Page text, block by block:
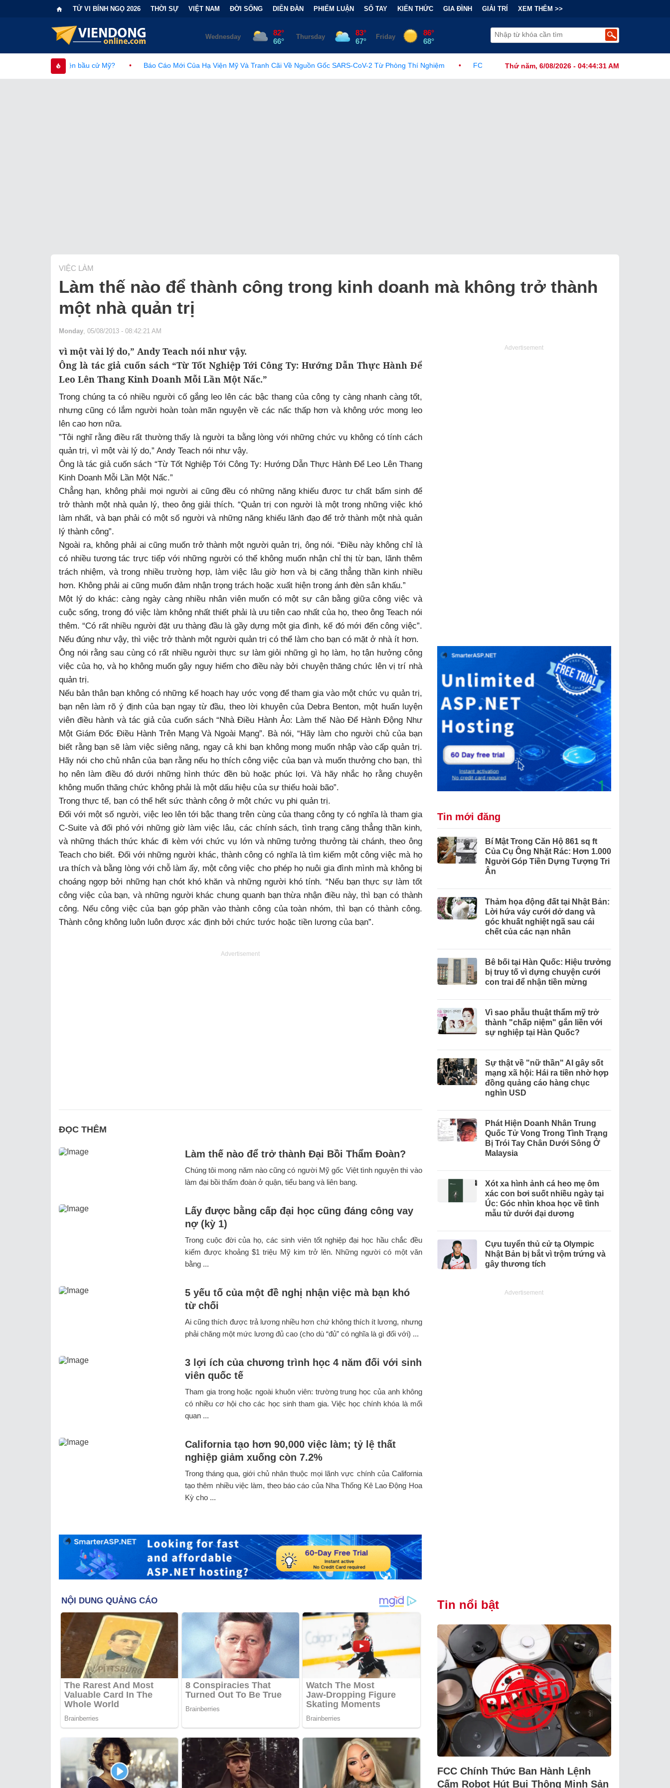
TỬ VI BÍNH NGỌ 2026 THỜI SỰ VIỆT NAM ĐỜI SỐNG DIỄN ĐÀN PHIẾM LUẬN SỔ TAY KIẾN THỨC GIA ĐÌNH GIẢI TRÍ XEM THÊM >>
Thứ năm, 6/08/2026 - 04:44:32 AM
• Báo Cáo Mới Của Hạ Viện Mỹ Và Tranh Cãi Về Nguồn Gốc SARS-CoV-2 Từ Phòng Thí Nghiệm • FCC Chính Thức Ban Hành Lệnh Cấm Robot Hút Bụi Thông Minh Sản Xuất Tại
VIỆC LÀM
Làm thế nào để thành công trong kinh doanh mà không trở thành
một nhà quản trị
Monday , 05/08/2013 - 08:42:21 AM
vì một vài lý do,” Andy Teach nói như vậy.
Ông là tác giả cuốn sách “Từ Tốt Nghiệp Tới Công Ty: Hướng Dẫn Thực Hành Để
Leo Lên Thang Kinh Doanh Mỗi Lần Một Nấc.”
Trong chúng ta có nhiều người cố gắng leo lên các bậc thang của công ty càng nhanh càng tốt,
nhưng cũng có lắm người hoàn toàn mãn nguyện về các nấc thấp hơn và không ước mong leo
lên cao hơn nữa.
”Tôi nghĩ rằng điều rất thường thấy là người ta bằng lòng với những chức vụ không có tính cách
quản trị, vì một vài lý do,” Andy Teach nói như vậy.
Ông là tác giả cuốn sách “Từ Tốt Nghiệp Tới Công Ty: Hướng Dẫn Thực Hành Để Leo Lên Thang
Kinh Doanh Mỗi Lần Một Nấc.”
Chẳng hạn, không phải mọi người ai cũng đều có những năng khiếu được tư chất bẩm sinh để
trở thành một nhà quản lý, theo ông giải thích. “Quản trị con người là một trong những việc khó
làm nhất, và bạn phải có một số người và những năng khiếu lãnh đạo để trở thành một nhà quản
lý thành công”.
Ngoài ra, không phải ai cũng muốn trở thành một người quản trị, ông nói. “Điều này không chỉ là
có nhiều tương tác trực tiếp với những người có thể không muốn nhận chỉ thị từ bạn, lãnh thêm
trách nhiệm, và trong nhiều trường hợp, làm việc lâu giờ hơn và bị căng thẳng thần kinh nhiều
hơn. Không phải ai cũng muốn đảm nhận trọng trách hoặc xuất hiện trong ánh đèn sân khấu.”
Một lý do khác: càng ngày càng nhiều nhân viên muốn có một sự cân bằng giữa công việc và
cuộc sống, trong đó việc làm không nhất thiết phải là ưu tiên cao nhất của họ, theo ông Teach nói
thêm. “Có rất nhiều người đặt ưu thàng đầu là gầy dựng một gia đình, kế đó mới đến công việc”.
Nếu đúng như vậy, thì việc trở thành một người quản trị có thể làm cho bạn có mặt ở nhà ít hơn.
Ông nói rằng sau cùng có rất nhiều người thực sự làm giỏi những gì họ làm, họ tận hưởng công
việc của họ, và họ không muốn gây nguy hiểm cho điều này bởi chuyện thăng chức lên vị trí nhà
quản trị.
Nếu bản thân bạn không có những kế hoạch hay ước vọng để tham gia vào một chức vụ quản trị,
bạn nên làm rõ ý định của bạn ngay từ đầu, theo lời khuyên của Debra Benton, một huấn luyện
viên điều hành và tác giả của cuốn sách “Nhà Điều Hành Ảo: Làm thế Nào Để Hành Động Như
Một Giám Đốc Điều Hành Trên Mạng Và Ngoài Mạng”. Bà nói, “Hãy làm cho người chủ của bạn
biết rằng bạn sẽ làm việc siêng năng, ngay cả khi bạn không mong muốn nhập vào cấp quản trị.
Hãy nói cho chủ nhân của bạn rằng nếu họ thích công việc của bạn và muốn thưởng cho bạn, thì
họ nên làm điều đó dưới những hình thức đền bù hoặc phúc lợi. Và hãy nhắc họ rằng chuyện
không muốn thăng chức không phải là một dấu hiệu của sự thiếu hoài bão”.
Trong thực tế, bạn có thể hết sức thành công ở một chức vụ phi quản trị.
Đối với một số người, việc leo lên tới bậc thang trên cùng của thang công ty có nghĩa là tham gia
C-Suite và đối phó với những giờ làm việc lâu, các chính sách, tình trạng căng thẳng thần kinh,
và những thách thức khác đi kèm với chức vụ lớn và những tưởng thưởng tài chánh, theo ông
Teach cho biết. Đối với những người khác, thành công có nghĩa là tìm kiếm một công việc mà họ
ưa thích và bằng lòng với chỗ làm ấy, một công việc cho phép họ nuôi gia đình mình mà không bị
choáng ngợp bởi những hạn chót khó khăn và những người khó tính. “Nếu bạn thực sự làm tốt
công việc của bạn, và những người khác chung quanh bạn thừa nhận điều này, thì bạn có thành
công. Nếu công việc của bạn góp phần vào thành công của toàn nhóm, thì bạn có thành công.
Thành công không luôn luôn được xác định bởi chức tước hoặc tiền lương của bạn”.
Advertisement
ĐỌC THÊM
Làm thế nào để trở thành Đại Bồi Thẩm Đoàn?
Chúng tôi mong năm nào cũng có người Mỹ gốc Việt tình nguyện thi vào
làm đại bồi thẩm đoàn ở quận, tiểu bang và liên bang.
Lấy được bằng cấp đại học cũng đáng công vay
nợ (kỳ 1)
Trong cuộc đời của họ, các sinh viên tốt nghiệp đại học hầu chắc đều
kiếm được khoảng $1 triệu Mỹ kim trở lên. Những người có một văn
bằng ...
5 yếu tố của một đề nghị nhận việc mà bạn khó
từ chối
Ai cũng thích được trả lương nhiều hơn chứ không thích ít lương, nhưng
phải chăng một mức lương đủ cao (cho dù “đủ” có nghĩa là gì đối với) ...
3 lợi ích của chương trình học 4 năm đối với sinh
viên quốc tế
Tham gia trong hoặc ngoài khuôn viên: trường trung học của anh không
có nhiều cơ hội cho các học sinh tham gia. Việc học chính khóa là mối
quan ...
California tạo hơn 90,000 việc làm; tỷ lệ thất
nghiệp giảm xuống còn 7.2%
Trong tháng qua, giới chủ nhân thuộc mọi lãnh vực chính của California
tạo thêm nhiều việc làm, theo báo cáo của Nha Thống Kê Lao Động Hoa
Kỳ cho ...
Advertisement
Tin mới đăng
Bí Mật Trong Căn Hộ 861 sq ft
Của Cụ Ông Nhặt Rác: Hơn 1.000
Người Góp Tiền Dựng Tượng Tri
Ân
Thảm họa động đất tại Nhật Bản:
Lời hứa váy cưới dở dang và
góc khuất nghiệt ngã sau cái
chết của các nạn nhân
Bê bối tại Hàn Quốc: Hiệu trưởng
bị truy tố vì dựng chuyện cưới
con trai để nhận tiền mừng
Vì sao phẫu thuật thẩm mỹ trở
thành "chấp niệm" gắn liền với
sự nghiệp tại Hàn Quốc?
Sự thật về "nữ thần" AI gây sốt
mạng xã hội: Hái ra tiền nhờ hợp
đồng quảng cáo hàng chục
nghìn USD
Phát Hiện Doanh Nhân Trung
Quốc Tử Vong Trong Tình Trạng
Bị Trói Tay Chân Dưới Sông Ở
Malaysia
Xót xa hình ảnh cá heo mẹ ôm
xác con bơi suốt nhiều ngày tại
Úc: Góc nhìn khoa học về tình
mẫu tử dưới đại dương
Cựu tuyển thủ cử tạ Olympic
Nhật Bản bị bắt vì trộm trứng và
gây thương tích
Advertisement
Tin nổi bật
FCC Chính Thức Ban Hành Lệnh
Cấm Robot Hút Bụi Thông Minh Sản